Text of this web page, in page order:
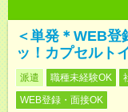
＜単発＊WEB
ッ！カプセルト
派遣 職種未経験OK
WEB登録・面接OK